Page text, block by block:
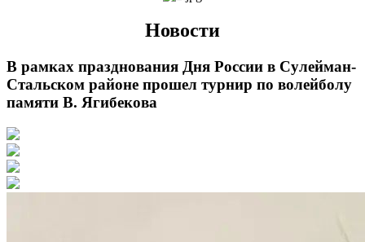
Новости
В рамках празднования Дня России в Сулейман-
Стальском районе прошел турнир по волейболу
памяти В. Ягибекова